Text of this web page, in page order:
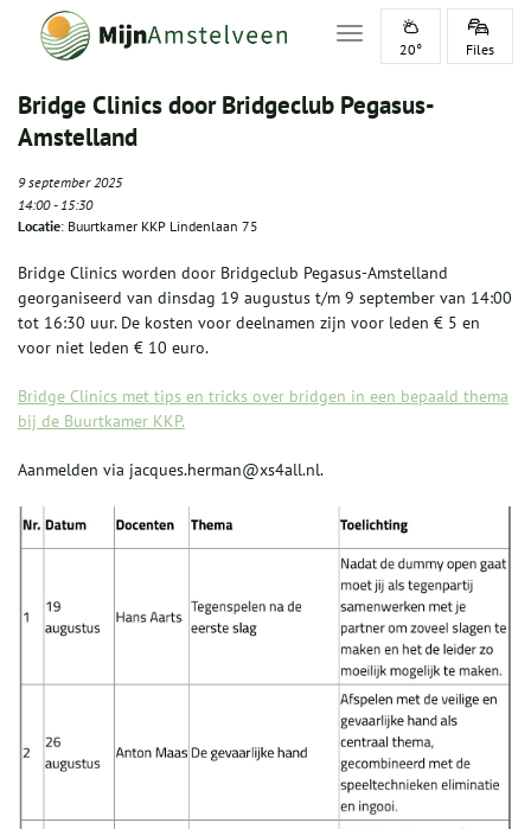
Toggle navigation
20° Files
Bridge Clinics door Bridgeclub Pegasus-
Amstelland
9 september 2025
14:00-15:30
Locatie: Buurtkamer KKP Lindenlaan 75
Bridge Clinics worden door Bridgeclub Pegasus-Amstelland
georganiseerd van dinsdag 19 augustus t/m 9 september van 14:00
tot 16:30 uur. De kosten voor deelnamen zijn voor leden € 5 en
voor niet leden € 10 euro.
Bridge Clinics met tips en tricks over bridgen in een bepaald thema
bij de Buurtkamer KKP.
Aanmelden via jacques.herman@xs4all.nl.